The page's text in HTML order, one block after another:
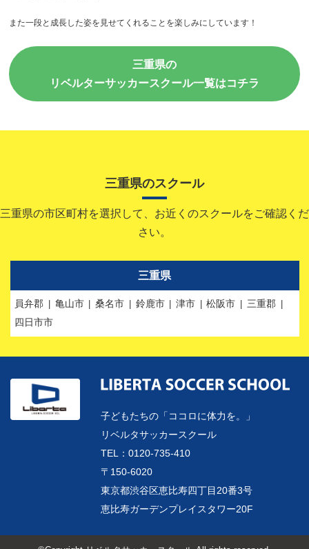
また一段と成長した姿を見せてくれることを楽しみにしています！
三重県の
リベルターサッカースクール一覧はコチラ
三重県のスクール
三重県の市区町村を選択して、お近くのスクールをご確認くだ
さい。
三重県
員弁郡 亀山市 桑名市 鈴鹿市 津市 松阪市
三重郡
四日市市
子どもたちの「ココロに体力を。」
リベルタサッカースクール
TEL：0120-735-410
〒150-6020
東京都渋谷区恵比寿四丁目20番3号
恵比寿ガーデンプレイスタワー20F